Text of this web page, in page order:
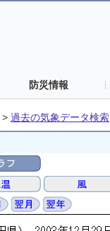
防災情報
> 過去の気象データ検索